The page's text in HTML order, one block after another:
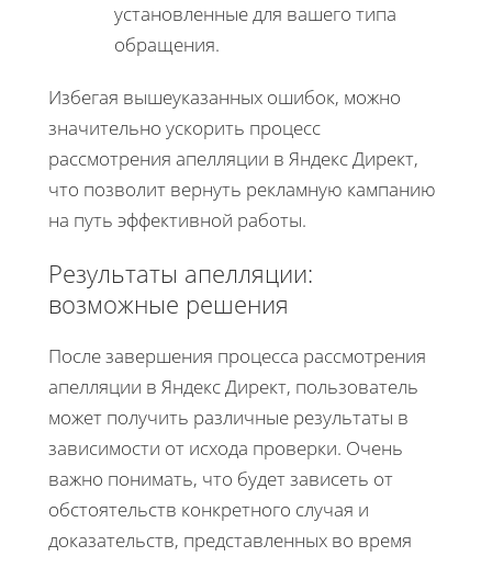
установленные для вашего типа
обращения.
Избегая вышеуказанных ошибок, можно
значительно ускорить процесс
рассмотрения апелляции в Яндекс Директ,
что позволит вернуть рекламную кампанию
на путь эффективной работы.
Результаты апелляции:
возможные решения
После завершения процесса рассмотрения
апелляции в Яндекс Директ, пользователь
может получить различные результаты в
зависимости от исхода проверки. Очень
важно понимать, что будет зависеть от
обстоятельств конкретного случая и
доказательств, представленных во время